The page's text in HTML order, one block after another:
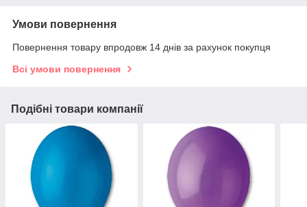
Умови повернення
Повернення товару впродовж 14 днів за рахунок покупця
Всі умови повернення
Подібні товари компанії